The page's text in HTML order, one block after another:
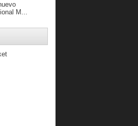
M...
Torneo Pre-